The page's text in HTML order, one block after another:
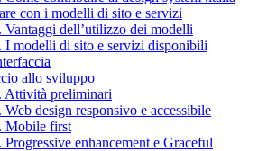
con i modelli di sito e servizi
Vantaggi dell’utilizzo dei modelli
I modelli di sito e servizi disponibili
allo sviluppo
Attività preliminari
Web design responsivo e accessibile
Mobile first
Progressive enhancement e Graceful